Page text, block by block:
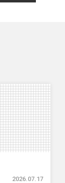
2026.07.17